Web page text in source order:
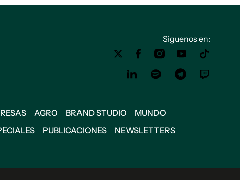
Siguenos en:
AGRO BRAND STUDIO
MUNDO
PUBLICACIONES
NEWSLETTERS